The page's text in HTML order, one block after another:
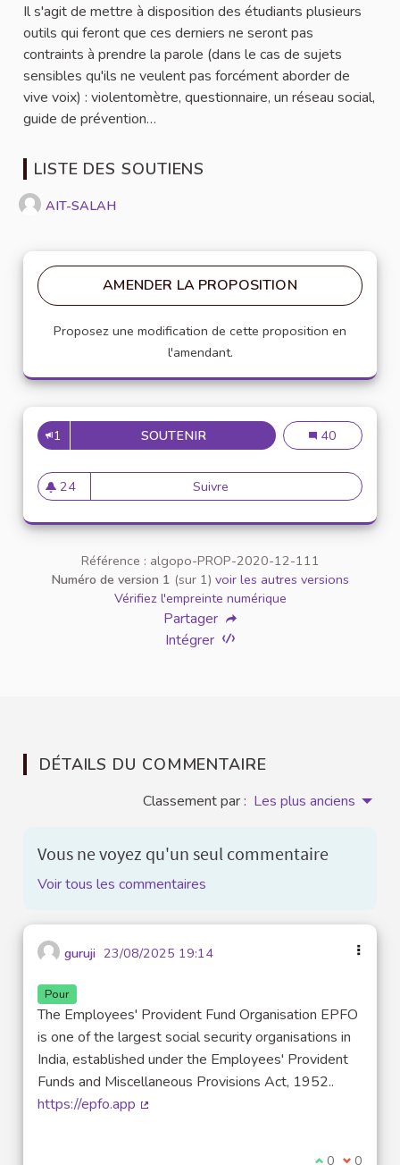
Il s'agit de mettre à disposition des étudiants plusieurs
outils qui feront que ces derniers ne seront pas
contraints à prendre la parole (dans le cas de sujets
sensibles qu'ils ne veulent pas forcément aborder de
vive voix) : violentomètre, questionnaire, un réseau social,
guide de prévention…
LISTE DES SOUTIENS
AIT-SALAH
AMENDER LA PROPOSITION
Proposez une modification de cette proposition en
l'amendant.
1 SOUTENIRMISE À DISPOSITION
Mise à
40
24
24 abonnés
Suivre Mise à disposition d'outils
Référence : algopo-PROP-2020-12-111
Numéro de version 1 (sur 1) voir les autres versions
Vérifiez l'empreinte numérique
Partager
Intégrer
DÉTAILS DU COMMENTAIRE
Classement par : Les plus anciens
Vous ne voyez qu'un seul commentaire
Voir tous les commentaires
guruji 23/08/2025 19:14
Pour
The Employees' Provident Fund Organisation EPFO
is one of the largest social security organisations in
India, established under the Employees' Provident
Funds and Miscellaneous Provisions Act, 1952..
https://epfo.app
Je suis
0 Je ne
0